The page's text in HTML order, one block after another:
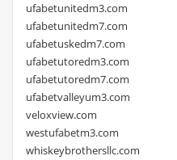
ufabetunitedm3.com
ufabetunitedm7.com
ufabetuskedm7.com
ufabetutoredm3.com
ufabetutoredm7.com
ufabetvalleyum3.com
veloxview.com
westufabetm3.com
whiskeybrothersllc.com